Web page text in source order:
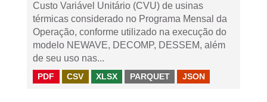
Custo Variável Unitário (CVU) de usinas
térmicas considerado no Programa Mensal da
Operação, conforme utilizado na execução do
modelo NEWAVE, DECOMP, DESSEM, além
de seu uso nas...
PDF CSV XLSX PARQUET JSON